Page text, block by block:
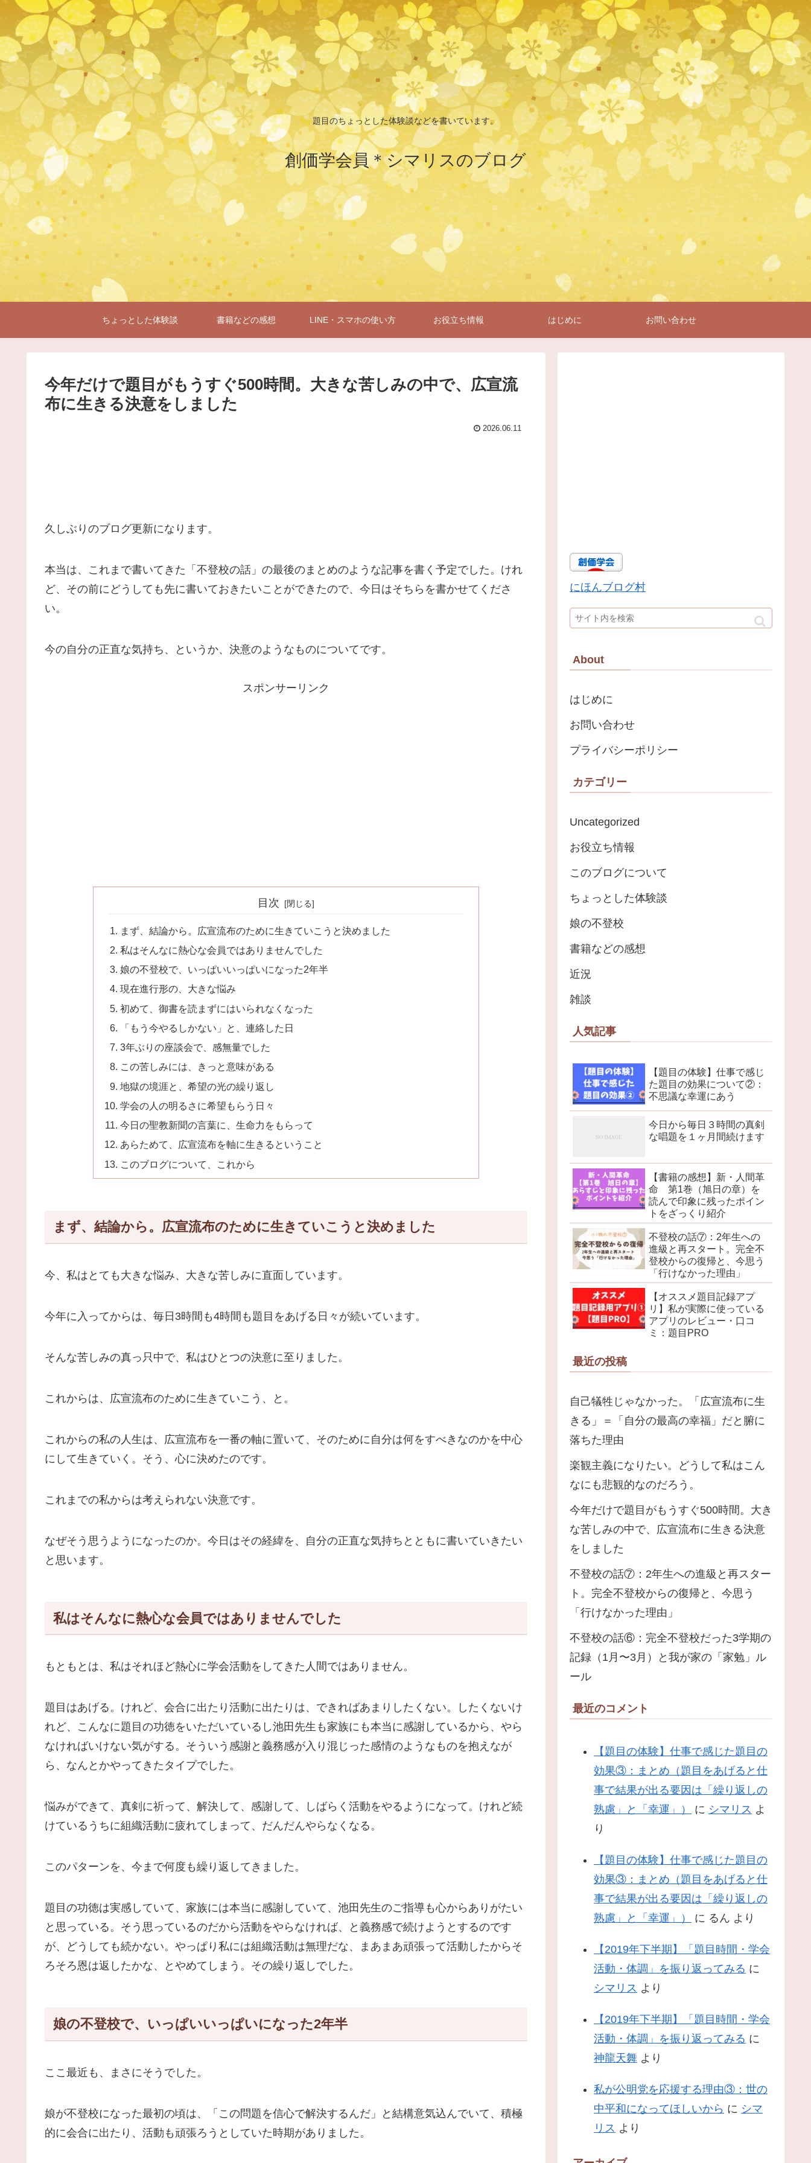
題目のちょっとした体験談などを書いています。
創価学会員＊シマリスのブログ
ちょっとした体験談 書籍などの感想 LINE・スマホの使い方 お役立ち情報 はじめに お問い合わせ
今年だけで題目がもうすぐ500時間。大きな苦しみの中で、広宣流
布に生きる決意をしました
2026.06.11
久しぶりのブログ更新になります。
本当は、これまで書いてきた「不登校の話」の最後のまとめのような記事を書く予定でした。けれ
ど、その前にどうしても先に書いておきたいことができたので、今日はそちらを書かせてくださ
い。
今の自分の正直な気持ち、というか、決意のようなものについてです。
スポンサーリンク
目次
まず、結論から。広宣流布のために生きていこうと決めました
私はそんなに熱心な会員ではありませんでした
娘の不登校で、いっぱいいっぱいになった2年半
現在進行形の、大きな悩み
初めて、御書を読まずにはいられなくなった
「もう今やるしかない」と、連絡した日
3年ぶりの座談会で、感無量でした
この苦しみには、きっと意味がある
地獄の境涯と、希望の光の繰り返し
学会の人の明るさに希望もらう日々
今日の聖教新聞の言葉に、生命力をもらって
あらためて、広宣流布を軸に生きるということ
このブログについて、これから
まず、結論から。広宣流布のために生きていこうと決めました
今、私はとても大きな悩み、大きな苦しみに直面しています。
今年に入ってからは、毎日3時間も4時間も題目をあげる日々が続いています。
そんな苦しみの真っ只中で、私はひとつの決意に至りました。
これからは、広宣流布のために生きていこう、と。
これからの私の人生は、広宣流布を一番の軸に置いて、そのために自分は何をすべきなのかを中心
にして生きていく。そう、心に決めたのです。
これまでの私からは考えられない決意です。
なぜそう思うようになったのか。今日はその経緯を、自分の正直な気持ちとともに書いていきたい
と思います。
私はそんなに熱心な会員ではありませんでした
もともとは、私はそれほど熱心に学会活動をしてきた人間ではありません。
題目はあげる。けれど、会合に出たり活動に出たりは、できればあまりしたくない。したくないけ
れど、こんなに題目の功徳をいただいているし池田先生も家族にも本当に感謝しているから、やら
なければいけない気がする。そういう感謝と義務感が入り混じった感情のようなものを抱えなが
ら、なんとかやってきたタイプでした。
悩みができて、真剣に祈って、解決して、感謝して、しばらく活動をやるようになって。けれど続
けているうちに組織活動に疲れてしまって、だんだんやらなくなる。
このパターンを、今まで何度も繰り返してきました。
題目の功徳は実感していて、家族には本当に感謝していて、池田先生のご指導も心からありがたい
と思っている。そう思っているのだから活動をやらなければ、と義務感で続けようとするのです
が、どうしても続かない。やっぱり私には組織活動は無理だな、まあまあ頑張って活動したからそ
ろそろ恩は返したかな、とやめてしまう。その繰り返しでした。
娘の不登校で、いっぱいいっぱいになった2年半
ここ最近も、まさにそうでした。
娘が不登校になった最初の頃は、「この問題を信心で解決するんだ」と結構意気込んでいて、積極
的に会合に出たり、活動も頑張ろうとしていた時期がありました。
にほんブログ村
About
はじめに
お問い合わせ
プライバシーポリシー
カテゴリー
Uncategorized
お役立ち情報
このブログについて
ちょっとした体験談
娘の不登校
書籍などの感想
近況
雑談
人気記事
【題目の体験】仕事で感じ
た題目の効果について②：
不思議な幸運にあう
今日から毎日３時間の真剣
な唱題を１ヶ月間続けます
【書籍の感想】新・人間革
命 第1巻（旭日の章）を
読んで印象に残ったポイン
トをざっくり紹介
不登校の話⑦：2年生への
進級と再スタート。完全不
登校からの復帰と、今思う
「行けなかった理由」
【オススメ題目記録アプ
リ】私が実際に使っている
アプリのレビュー・口コ
ミ：題目PRO
最近の投稿
自己犠牲じゃなかった。「広宣流布に生
きる」＝「自分の最高の幸福」だと腑に
落ちた理由
楽観主義になりたい。どうして私はこん
なにも悲観的なのだろう。
今年だけで題目がもうすぐ500時間。大き
な苦しみの中で、広宣流布に生きる決意
をしました
不登校の話⑦：2年生への進級と再スター
ト。完全不登校からの復帰と、今思う
「行けなかった理由」
不登校の話⑥：完全不登校だった3学期の
記録（1月〜3月）と我が家の「家勉」ル
ール
最近のコメント
【題目の体験】仕事で感じた題目の
効果③：まとめ（題目をあげると仕
事で結果が出る要因は「繰り返しの
熟慮」と「幸運」）
に シマリス よ
り
【題目の体験】仕事で感じた題目の
効果③：まとめ（題目をあげると仕
事で結果が出る要因は「繰り返しの
熟慮」と「幸運」）
に るん より
【2019年下半期】「題目時間・学会
活動・体調」を振り返ってみる に
シマリス より
【2019年下半期】「題目時間・学会
活動・体調」を振り返ってみる に
神龍天舞 より
私が公明党を応援する理由③：世の
中平和になってほしいから に シマ
リス より